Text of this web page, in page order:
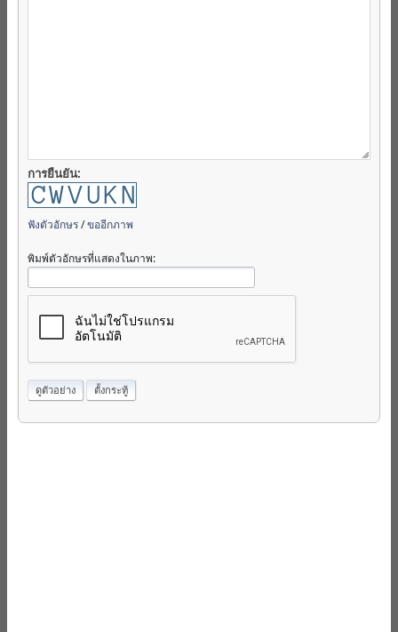
การยืนยัน:
ฟังตัวอักษร/ขออีกภาพ
พิมพ์ตัวอักษรที่แสดงในภาพ: